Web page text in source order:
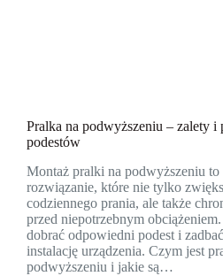
Pralka na podwyższeniu – zalety i
podestów
Montaż pralki na podwyższeniu to
rozwiązanie, które nie tylko
codziennego prania, ale także
przed niepotrzebnym
dobrać odpowiedni podest i
instalację urządzenia. Czym jest
podwyższeniu i jakie są…